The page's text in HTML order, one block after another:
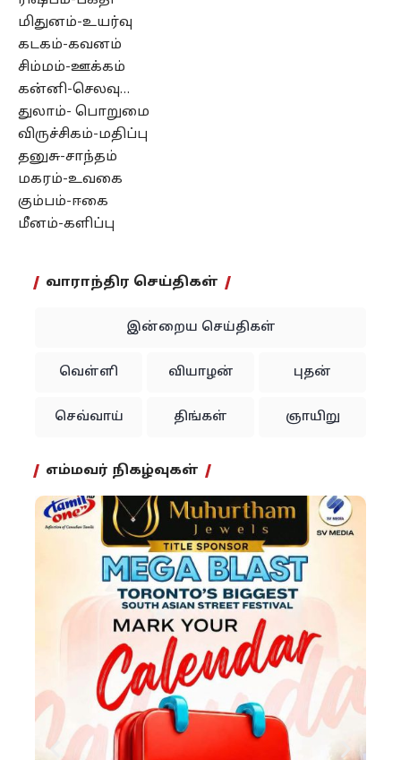
மிதுனம்-உயர்வு
கடகம்-கவனம்
சிம்மம்-ஊக்கம்
கன்னி-செலவு…
துலாம்- பொறுமை
விருச்சிகம்-மதிப்பு
தனுசு-சாந்தம்
மகரம்-உவகை
கும்பம்-ஈகை
மீனம்-களிப்பு
வாராந்திர செய்திகள்
இன்றைய செய்திகள்
வெள்ளி வியாழன் புதன்
செவ்வாய் திங்கள் ஞாயிறு
எம்மவர் நிகழ்வுகள்